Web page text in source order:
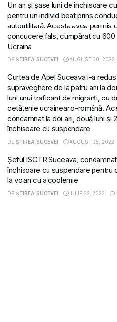
Un an și șase luni de închisoare
pentru un individ beat prins
autoutilitară. Acesta avea permis
conducere fals, cumpărat cu 600
Ucraina
DE ȘTIREA SUCEVEI AUGUST 30, 2022
Curtea de Apel Suceava i-a
supraveghere de la patru ani la
luni unui traficant de migranți, cu
cetățenie ucraineano-română.
condamnat la doi ani, două luni și
închisoare cu suspendare
DE ȘTIREA SUCEVEI AUGUST 25, 2022
Șeful ISCTR Suceava,
închisoare cu suspendare pentru
la volan cu alcoolemie
DE ȘTIREA SUCEVEI IULIE 22, 2022